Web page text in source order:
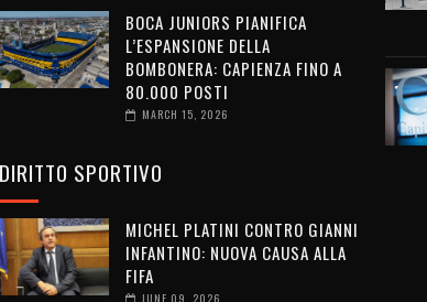
BOCA JUNIORS PIANIFICA
L’ESPANSIONE DELLA
BOMBONERA: CAPIENZA FINO A
80.000 POSTI
MARCH 15, 2026
DIRITTO SPORTIVO
MICHEL PLATINI CONTRO GIANNI
INFANTINO: NUOVA CAUSA ALLA
FIFA
JUNE 09, 2026